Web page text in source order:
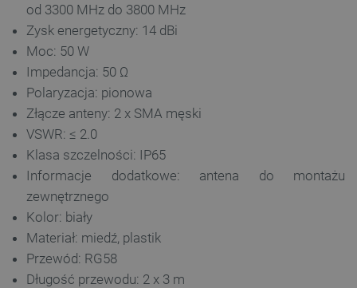
od 3300 MHz do 3800 MHz
Zysk energetyczny: 14 dBi
Moc: 50 W
Impedancja: 50 Ω
Polaryzacja: pionowa
Złącze anteny: 2 x SMA męski
VSWR: ≤ 2.0
Klasa szczelności: IP65
Informacje dodatkowe: antena do montażu
zewnętrznego
Kolor: biały
Materiał: miedź, plastik
Przewód: RG58
Długość przewodu: 2 x 3 m